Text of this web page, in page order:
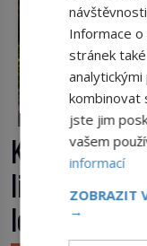
Kufr, který
lidé čekají
let?
Informace o
stránek
kombinovat
jste jim
vašem
informací
ZOBRAZIT
→